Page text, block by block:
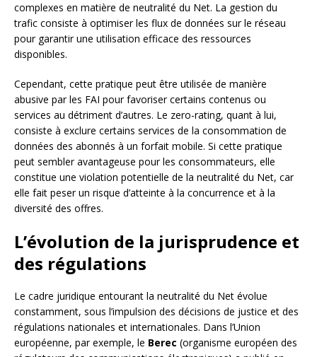
complexes en matière de neutralité du Net. La gestion du
trafic consiste à optimiser les flux de données sur le réseau
pour garantir une utilisation efficace des ressources
disponibles.
Cependant, cette pratique peut être utilisée de manière
abusive par les FAI pour favoriser certains contenus ou
services au détriment d’autres. Le zero-rating, quant à lui,
consiste à exclure certains services de la consommation de
données des abonnés à un forfait mobile. Si cette pratique
peut sembler avantageuse pour les consommateurs, elle
constitue une violation potentielle de la neutralité du Net, car
elle fait peser un risque d’atteinte à la concurrence et à la
diversité des offres.
L’évolution de la jurisprudence et
des régulations
Le cadre juridique entourant la neutralité du Net évolue
constamment, sous l’impulsion des décisions de justice et des
régulations nationales et internationales. Dans l’Union
européenne, par exemple, le Berec (organisme européen des